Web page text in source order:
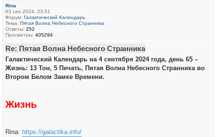
Rina
03 сен 2024, 23:51
Форум: Галактический Календарь
Тема: Пятая Волна Небесного Странника
Ответы: 252
Просмотры: 405294
Re: Пятая Волна Небесного Странника
Галактический Календарь на 4 сентября 2024 года, день 65 –
Жизнь: 13 Тон, 5 Печать, Пятая Волна Небесного Странника во
Втором Белом Замке Времени.
Жизнь
Rina: https://galactika.info/